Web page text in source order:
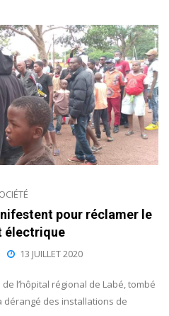
pour réclamer le
électrique
13 JUILLET 2020
l’hôpital régional de Labé, tombé
dérangé des installations de